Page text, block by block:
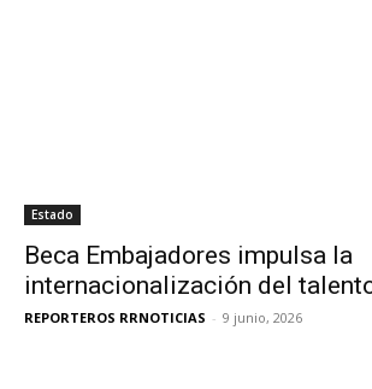
Estado
Beca Embajadores impulsa la
internacionalización del
REPORTEROS RRNOTICIAS - 9 junio, 2026